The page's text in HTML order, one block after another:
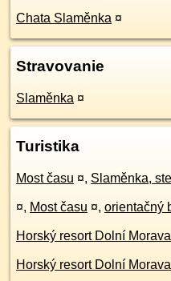
Chata Slaměnka ¤
Stravovanie
Slaměnka ¤
Turistika
Most času ¤, Slaměnka,
¤, Most času ¤, orientačný
Horský resort Dolní Morava
Horský resort Dolní Morava